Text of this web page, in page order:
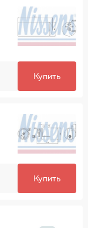
Купить
Купить